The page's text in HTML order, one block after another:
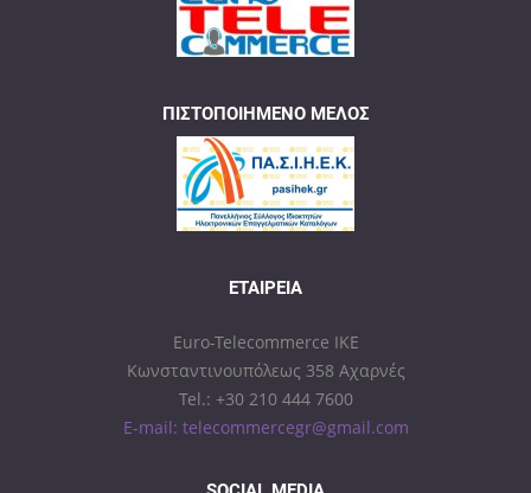
ΠΙΣΤΟΠΟΙΗΜΈΝΟ ΜΈΛΟΣ
ΕΤΑΙΡΕΊΑ
Euro-Telecommerce IKE
Κωνσταντινουπόλεως 358 Αχαρνές
Tel.: +30 210 444 7600
E-mail: telecommercegr@gmail.com